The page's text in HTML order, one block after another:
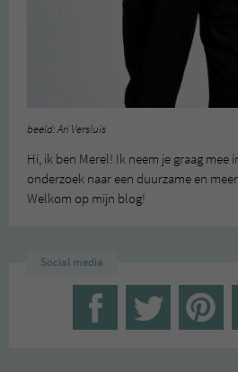
beeld: Ari Versluis
Hi, ik ben Merel! Ik neem je graag mee
onderzoek naar een duurzame en
Welkom op mijn blog!
Social media